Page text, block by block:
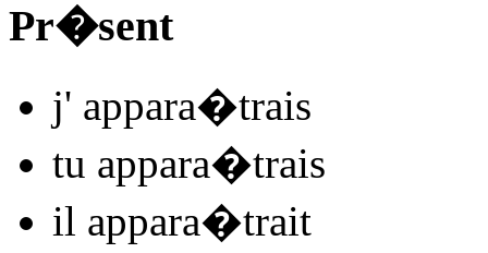
Pr�sent
j' appara�trais
tu appara�trais
il appara�trait